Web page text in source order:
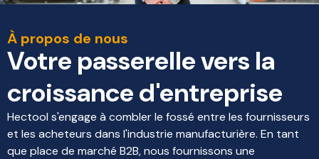
À propos de nous
Votre passerelle vers la
croissance d'entreprise
Hectool s'engage à combler le fossé entre les fournisseurs
et les acheteurs dans l'industrie manufacturière. En tant
que place de marché B2B, nous fournissons une